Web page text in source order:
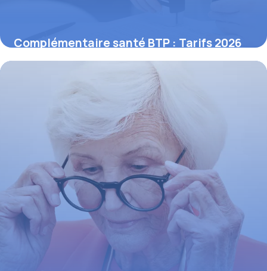
Complémentaire santé BTP : Tarifs 2026
17 mai 2026